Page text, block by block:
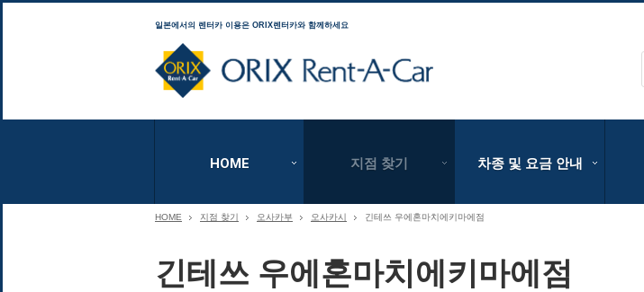
일본에서의 렌터카 이용은 ORIX렌터카와 함께하세요
HOME 지점 찾기 차종 및 요금 안내
HOME 지점 찾기 오사카부 오사카시 긴테쓰 우에혼마치에키마에점
긴테쓰 우에혼마치에키마에점